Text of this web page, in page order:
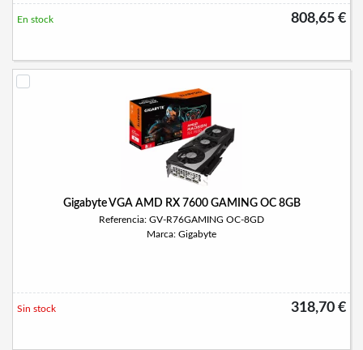
808,65 €
En stock
Gigabyte VGA AMD RX 7600 GAMING OC 8GB
Referencia: GV-R76GAMING OC-8GD
Marca: Gigabyte
318,70 €
Sin stock